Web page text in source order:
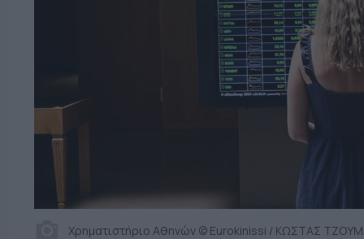
Χρηματιστήριο Αθηνών © Eurokinissi / ΚΩΣΤΑΣ